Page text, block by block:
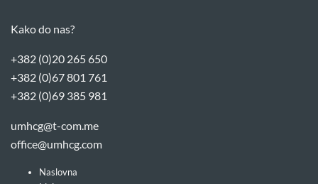
Kako do nas?
+382 (0)20 265 650
+382 (0)67 801 761
+382 (0)69 385 981
umhcg@t-com.me
office@umhcg.com
Naslovna